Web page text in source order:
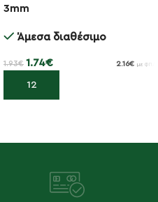
-10%
3mm
Άμεσα διαθέσιμο
1.93€ 1.74€ 2.16€ με ΦΠΑ
Προσθήκη στο καλάθι